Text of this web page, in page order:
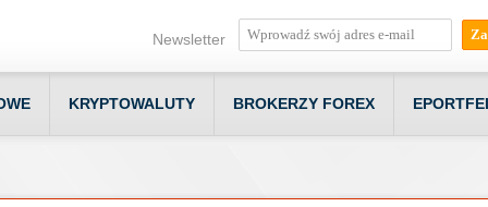
Newsletter
KRYPTOWALUTY BROKERZY FOREX